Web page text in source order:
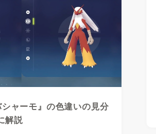
ャーモ』の色違いの見分
解説